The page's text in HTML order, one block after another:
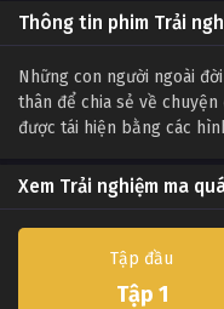
Thông tin phim Trải
Những con người ngoài
thân để chia sẻ về
được tái hiện bằng các
Xem Trải nghiệm ma
Tập đầu
Tập 1